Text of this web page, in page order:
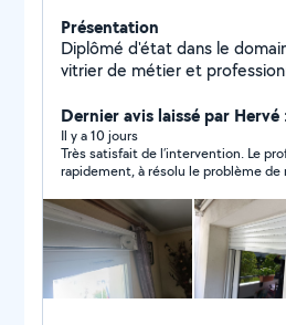
Présentation
Diplômé d'état dans le
vitrier de métier et
gratuit est toujours établi
raisonnables et honnêtes. -
d'urgences/dépannage. -
sans dégâts. - Ouverture de
Installation porte blindées. -
multipoints A2P , verrous
Sécurisation de vitrage et
Changement de vitrage.
soirée,nuit weekend et jour
Dernier avis laissé par
Il y a 10 jours
Très satisfait de l’intervention. Le
rapidement, à résolu le problème
ainsi que la réparation effectuée.
compétent et pédagogue. Je